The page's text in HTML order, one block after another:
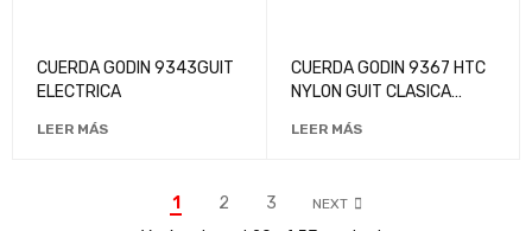
CUERDA GODIN 9343GUIT
ELECTRICA
LEER MÁS
CUERDA GODIN 9367 HTC
NYLON GUIT CLASICA
LEER MÁS
1 2 3 NEXT